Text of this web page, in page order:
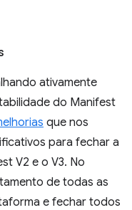
ativamente
do Manifest
que nos
para fechar a
V2 e o V3. No
de todas as
e fechar todos